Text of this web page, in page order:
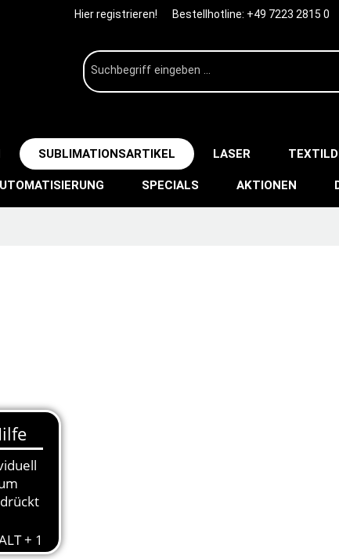
Hier registrieren! Bestellhotline: +49 7223 2815 0
SUBLIMATIONSARTIKEL LASER
SPECIALS AKTIONEN